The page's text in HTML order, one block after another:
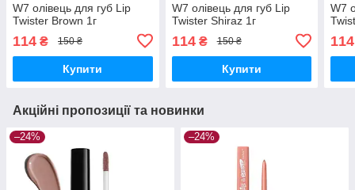
W7 олівець для губ Lip
Twister Brown 1г
114 ₴ 150 ₴
Купити
W7 олівець для губ Lip
Twister Shiraz 1г
114₴ 150 ₴
Купити
W7
114
Акційні пропозиції та новинки
–24% –24%